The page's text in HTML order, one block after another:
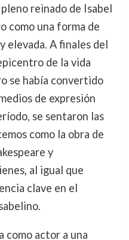
reinado de Isabel
como una forma de
A finales del
de la vida
se había convertido
de expresión
se sentaron las
como la obra de
y
al igual que
clave en el
como actor a una